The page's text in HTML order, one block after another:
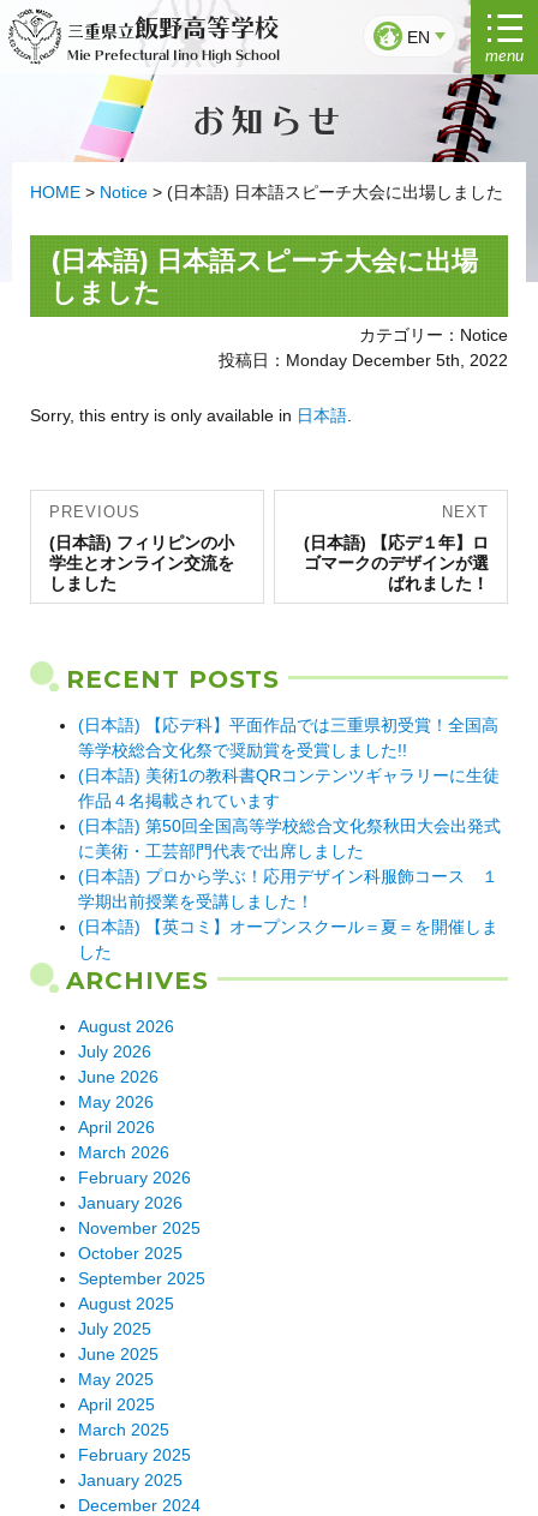
Skip
to
content
三重県立飯野高等学校
Mie Prefectural Iino High School
EN
menu
お知らせ
HOME > Notice > (日本語) 日本語スピーチ大会に出場しました
(日本語) 日本語スピーチ大会に出場
しました
カテゴリー：Notice
投稿日：Monday December 5th, 2022
Sorry, this entry is only available in 日本語
Post
navigation
PREVIOUS
Previous
post:
(日本語) フィリピンの小
学生とオンライン交流を
しました
NEXT
Next
post:
(日本語) 【応デ１年】ロ
ゴマークのデザインが選
ばれました！
RECENT POSTS
(日本語) 【応デ科】平面作品では三重県初受賞！全国高
等学校総合文化祭で奨励賞を受賞しました!!
(日本語) 美術1の教科書QRコンテンツギャラリーに生徒
作品４名掲載されています
(日本語) 第50回全国高等学校総合文化祭秋田大会出発式
に美術・工芸部門代表で出席しました
(日本語) プロから学ぶ！応用デザイン科服飾コース １
学期出前授業を受講しました！
(日本語) 【英コミ】オープンスクール＝夏＝を開催しま
した
ARCHIVES
August 2026
July 2026
June 2026
May 2026
April 2026
March 2026
February 2026
January 2026
November 2025
October 2025
September 2025
August 2025
July 2025
June 2025
May 2025
April 2025
March 2025
February 2025
January 2025
December 2024